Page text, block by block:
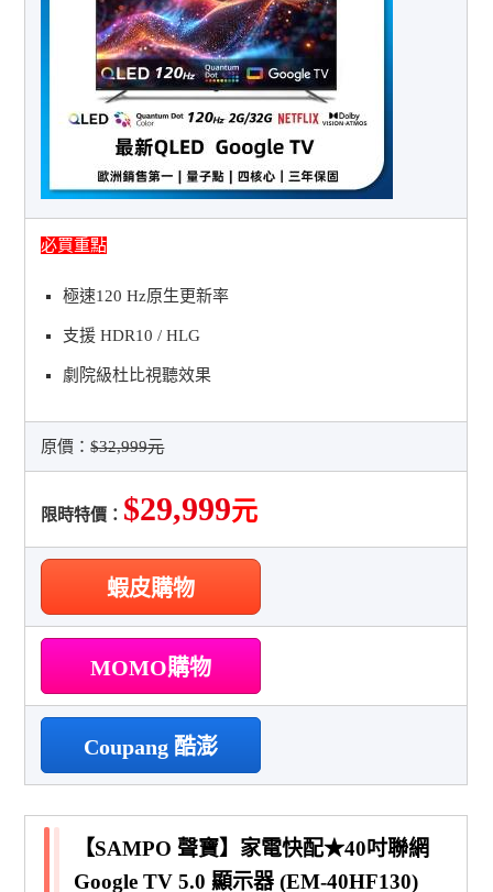
必買重點
極速120 Hz原生更新率
支援 HDR10 / HLG
劇院級杜比視聽效果
原價：$32,999元
限時特價： $29,999元
蝦皮購物
MOMO購物
Coupang 酷澎
【SAMPO 聲寶】家電快配★40吋聯網
Google TV 5.0 顯示器 (EM-40HF130)